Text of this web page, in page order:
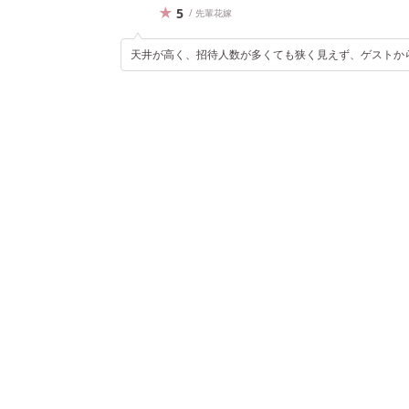
5 / 先輩花嫁
天井が高く、招待人数が多くても狭く見えず、ゲストか